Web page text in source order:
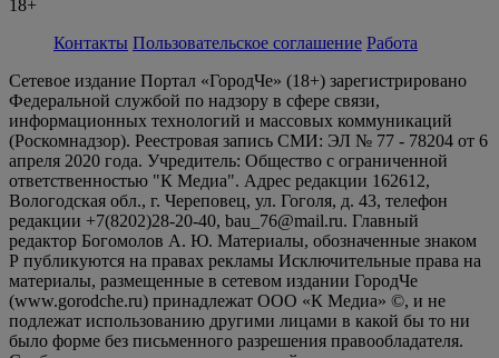
18+
Контакты Пользовательское соглашение Работа
Сетевое издание Портал «ГородЧе» (18+) зарегистрировано
Федеральной службой по надзору в сфере связи,
информационных технологий и массовых коммуникаций
(Роскомнадзор). Реестровая запись СМИ: ЭЛ № 77 - 78204 от 6
апреля 2020 года. Учредитель: Общество с ограниченной
ответственностью "К Медиа". Адрес редакции 162612,
Вологодская обл., г. Череповец, ул. Гоголя, д. 43, телефон
редакции +7(8202)28-20-40, bau_76@mail.ru. Главный
редактор Богомолов А. Ю. Материалы, обозначенные знаком
Р публикуются на правах рекламы Исключительные права на
материалы, размещенные в сетевом издании ГородЧе
(www.gorodche.ru) принадлежат ООО «К Медиа» ©, и не
подлежат использованию другими лицами в какой бы то ни
было форме без письменного разрешения правообладателя.